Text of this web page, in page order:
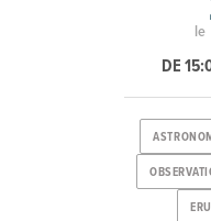
le
DE